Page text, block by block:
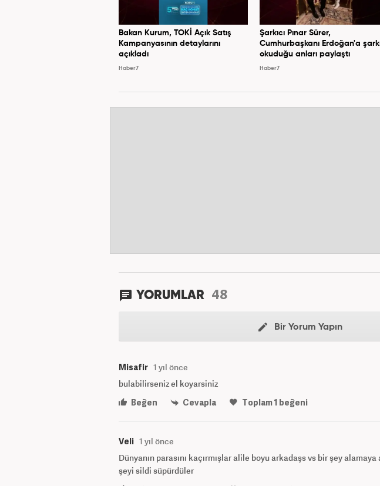
Bakan Kurum, TOKİ Açık Satış
Kampanyasının detaylarını
açıkladı
Haber7
Şarkıcı Pınar Sürer,
Cumhurbaşkanı Erdoğan'a
okuduğu anları paylaştı
Haber7
YORUMLAR 48
Bir Yorum Yapın
Misafir 1 yıl önce
bulabilirseniz el koyarsiniz
Beğen
Cevapla Toplam1 beğeni
Veli 1 yıl önce
Dünyanın parasını kaçırmışlar alile boyu arkadaşs vs bir şey alamaya
şeyi sildi süpürdüler